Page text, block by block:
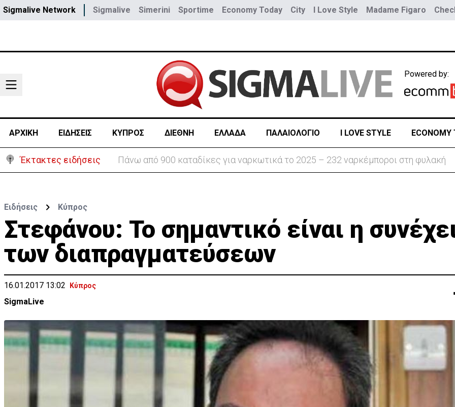
Sigmalive Network Sigmalive Simerini Sportime Economy Today City I Love Style Madame Figaro
Powered by:
ΑΡΧΙΚΗ ΕΙΔΗΣΕΙΣ ΚΥΠΡΟΣ ΔΙΕΘΝΗ ΕΛΛΑΔΑ ΠΑΛΑΙΟΛΟΓΙΟ I LOVE STYLE ECONOMY
Έκτακτες ειδήσεις Θέλει να ξαναζωντανέψει την «Corner» o Προύντζος - «Πληγώνει τις αναμνήσεις»
Ειδήσεις Κύπρος
Στεφάνου: Το σημαντικό είναι η
των διαπραγματεύσεων
16.01.2017 13:02 Κύπρος
SigmaLive